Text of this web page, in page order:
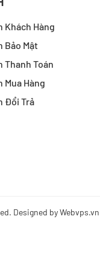
Khách Hàng
Bảo Mật
Thanh Toán
Mua Hàng
Đổi Trả
Designed byWebvps.vn